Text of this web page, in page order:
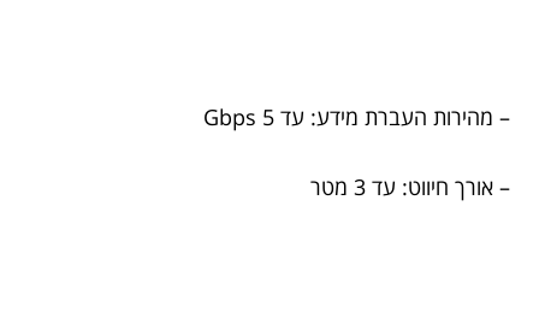
– מהירות העברת מידע: עד 5 Gbps
– אורך חיווט: עד 3 מטר